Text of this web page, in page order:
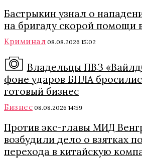
Бастрыкин узнал о
на бригаду скорой помощи
Криминал 08.08.2026 15:02
Владельцы ПВЗ
фоне ударов БПЛА
готовый бизнес
Бизнес 08.08.2026 14:59
Против экс-главы МИД
возбудили дело о взятках
перехода в китайскую